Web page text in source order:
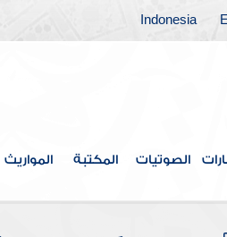
Indonesia
الصوتيات المكتبة المواريث